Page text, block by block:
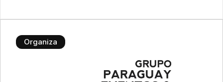
Organiza